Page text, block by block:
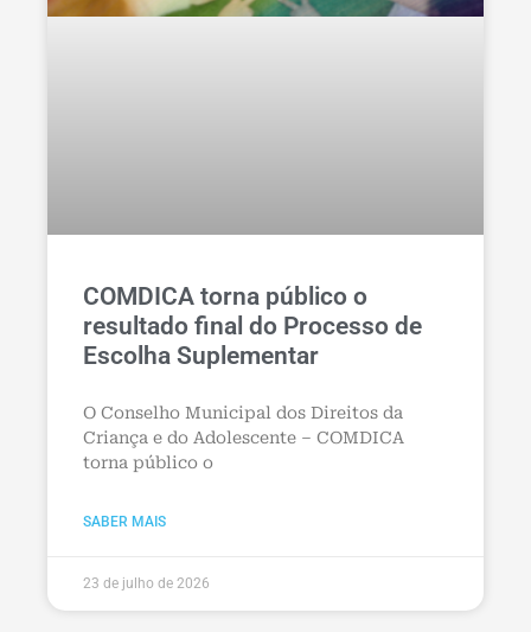
COMDICA torna público o
resultado final do Processo de
Escolha Suplementar
O Conselho Municipal dos Direitos da
Criança e do Adolescente – COMDICA
torna público o
SABER MAIS
23 de julho de 2026